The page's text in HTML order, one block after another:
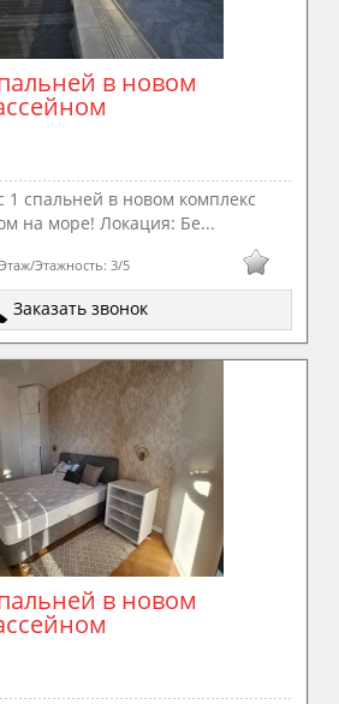
в новом
спальней в новом комплекс
на море! Локация: Бе...
Этаж/Этажность:3/5
Заказать звонок
в новом